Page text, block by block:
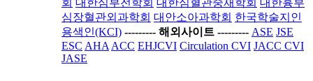
심장혈관외과학회 대안소아과학회 한국학술지인
용색인(KCI) --------- 해외사이트 --------- ASE JSE
ESC AHA ACC EHJCVI Circulation CVI JACC CVI
JASE